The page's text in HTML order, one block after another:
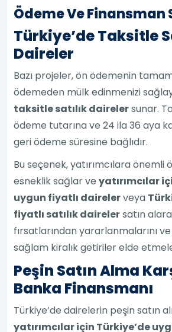
Ödeme Ve Finansman
Türkiye’de Taksitle
Daireler
Bazı projeler, ön ödemenin
ödemeden mülk edinmenizi
taksitle satılık dairelersunar.
ödeme tutarına ve 24 ila 36 aya
geri ödeme süresine bağlıdır.
Bu seçenek, yatırımcılara önemli
esneklik sağlar veyatırımcılar
uygun fiyatlı dairelerveya
fiyatlı satılık dairelersatın
fırsatlarından yararlanmalarını
sağlam kiralık getiriler elde
Peşin Satın Alma
Banka Finansmanı
Türkiye’de dairelerin peşin satın
yatırımcılar için Türkiye’de